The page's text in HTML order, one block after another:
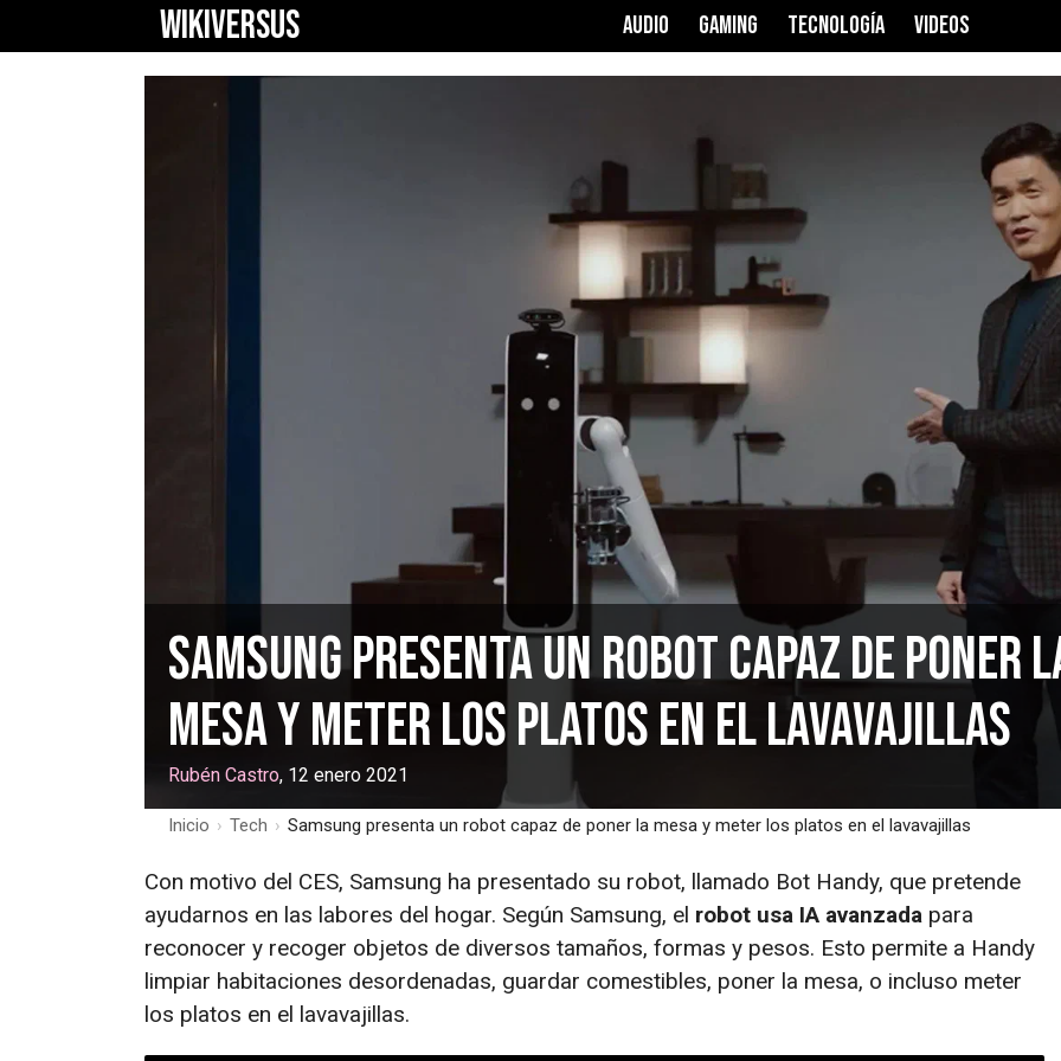
WIKIVERSUS AUDIO GAMING TECNOLOGÍA VIDEOS
Samsung presenta un robot capaz de poner
mesa y meter los platos en el lavavajillas
Rubén Castro, 12 enero 2021
Inicio › Tech › Samsung presenta un robot capaz de poner la mesa y meter los platos en el lavavajillas
Con motivo del CES, Samsung ha presentado su robot, llamado Bot Handy, que pretende
ayudarnos en las labores del hogar. Según Samsung, el robot usa IA avanzada para
reconocer y recoger objetos de diversos tamaños, formas y pesos. Esto permite a Handy
limpiar habitaciones desordenadas, guardar comestibles, poner la mesa, o incluso meter
los platos en el lavavajillas.